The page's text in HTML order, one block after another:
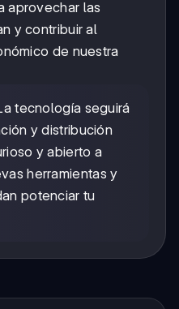
aprovechar las
y contribuir al
de nuestra
tecnología seguirá
y distribución
y abierto a
herramientas y
potenciar tu